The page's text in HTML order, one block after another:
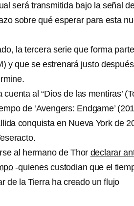
será transmitida bajo la señal
sobre qué esperar para esta
la tercera serie que forma
y que se estrenará justo
al “Dios de las mentiras’
de ‘Avengers: Endgame’
conquista en Nueva York de
al hermano de Thor declarar
-quienes custodian que el
de la Tierra ha creado un flujo